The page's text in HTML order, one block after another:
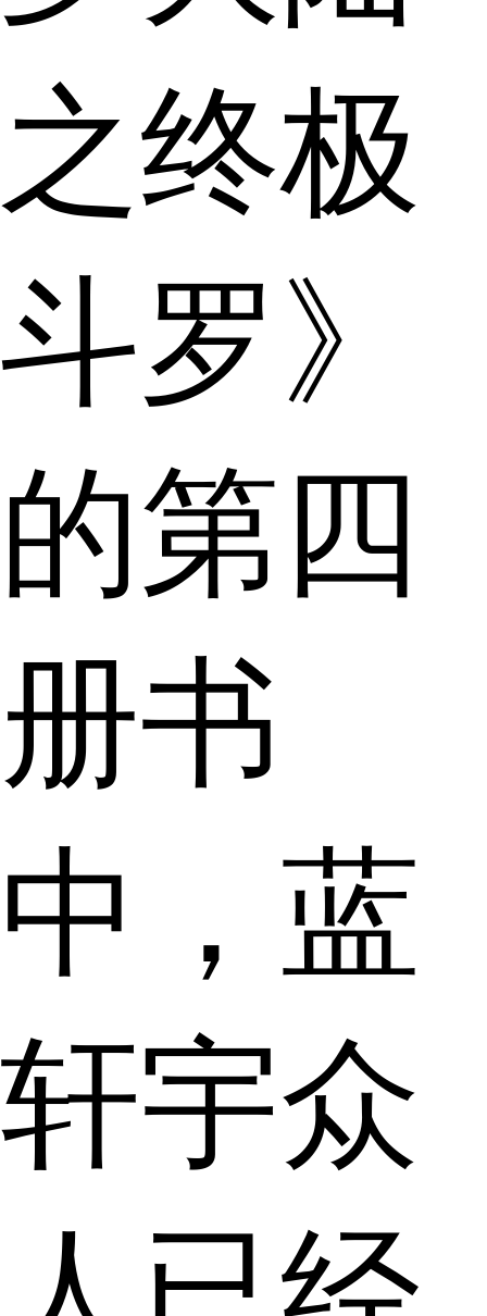
之终极
斗罗》
的第四
册书
中，蓝
轩宇众